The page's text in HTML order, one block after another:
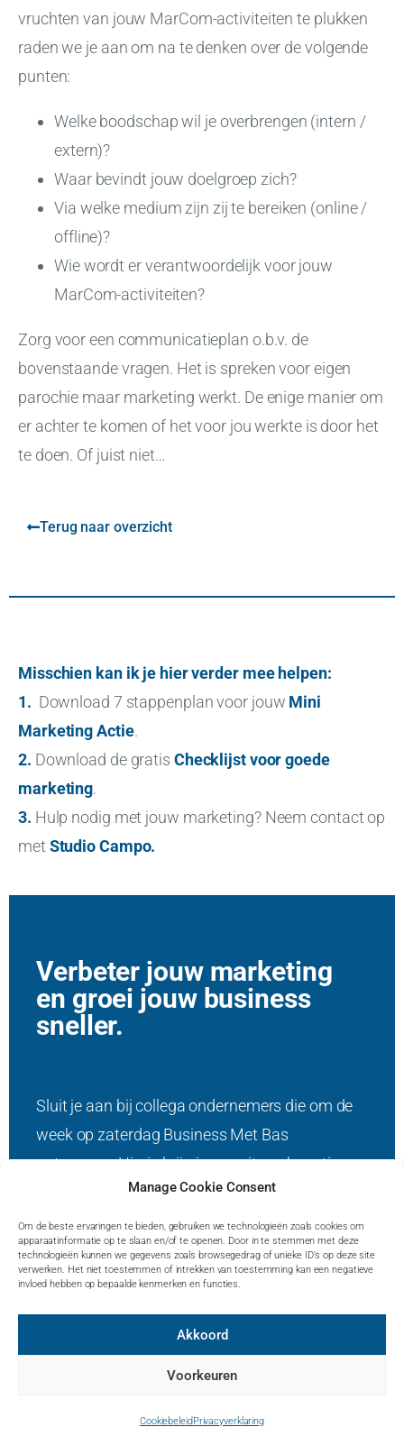
Manage Cookie Consent
Om de beste ervaringen te bieden, gebruiken we technologieën zoals cookies om
apparaatinformatie op te slaan en/of te openen. Door in te stemmen met deze
technologieën kunnen we gegevens zoals browsegedrag of unieke ID's op deze site
verwerken. Het niet toestemmen of intrekken van toestemming kan een negatieve
invloed hebben op bepaalde kenmerken en functies.
Akkoord
Voorkeuren
CookiebeleidPrivacyverklaring
vruchten van jouw MarCom-activiteiten te plukken
raden we je aan om na te denken over de volgende
punten:
Welke boodschap wil je overbrengen (intern /
extern)?
Waar bevindt jouw doelgroep zich?
Via welke medium zijn zij te bereiken (online /
offline)?
Wie wordt er verantwoordelijk voor jouw
MarCom-activiteiten?
Zorg voor een communicatieplan o.b.v. de
bovenstaande vragen. Het is spreken voor eigen
parochie maar marketing werkt. De enige manier om
er achter te komen of het voor jou werkte is door het
te doen. Of juist niet…
Terug naar overzicht
Misschien kan ik je hier verder mee helpen:
1. Download 7 stappenplan voor jouw Mini
Marketing Actie.
2. Download de gratis Checklijst voor goede
marketing.
3. Hulp nodig met jouw marketing? Neem contact op
met Studio Campo.
Verbeter jouw marketing
en groei jouw business
sneller.
Sluit je aan bij collega ondernemers die om de
week op zaterdag Business Met Bas
ontvangen. Hierin krijg je een uitvoerbare tip op
het gebied van marketing en bedrijfsgroei.
Ik ga zorgvuldig met jouw gegevens om en zal
deze nooit doorverkopen.